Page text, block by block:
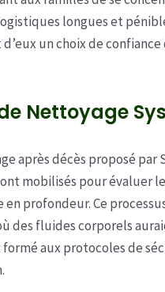
longues et
un choix de
Nettoyage
après décès proposé par
mobilisés pour évaluer
profondeur. Ce
des fluides corporels
aux protocoles de